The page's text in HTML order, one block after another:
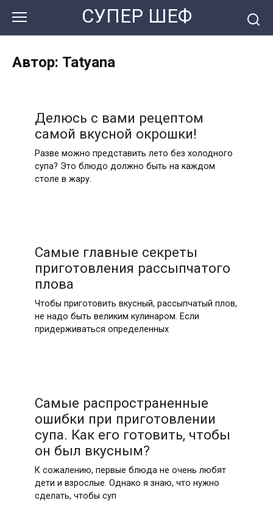
контенту
СУПЕР ШЕФ
Автор: Tatyana
Делюсь с вами рецептом
самой вкусной окрошки!
Разве можно представить лето без холодного
супа? Это блюдо должно быть на каждом
столе в жару.
Самые главные секреты
приготовления рассыпчатого
плова
Чтобы приготовить вкусный, рассыпчатый плов,
не надо быть великим кулинаром. Если
придерживаться определенных
Самые распространенные
ошибки при приготовлении
супа. Как его готовить, чтобы
он был вкусным?
К сожалению, первые блюда не очень любят
дети и взрослые. Однако я знаю, что нужно
сделать, чтобы суп